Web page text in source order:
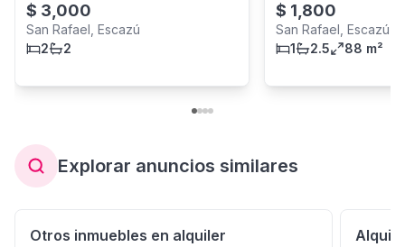
$ 3,000
San Rafael, Escazú
2
2
$ 1,800
San Rafael, Escazú
1
2.5 88 m²
Explorar anuncios similares
Otros inmuebles en alquiler